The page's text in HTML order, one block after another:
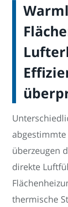
überzeugen
direkte
thermische